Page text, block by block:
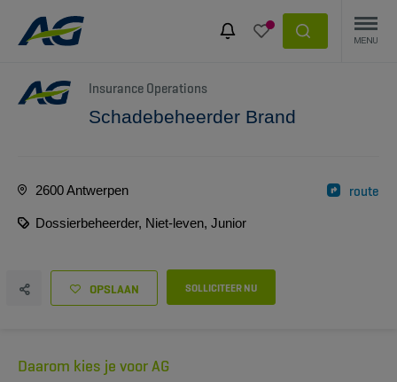
Insurance Operations
Schadebeheerder Brand
OPSLAAN SOLLICITEER NU
2600 Antwerpen route
Dossierbeheerder, Niet-leven, Junior
Daarom kies je voor AG